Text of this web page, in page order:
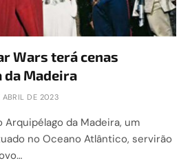
Wars terá cenas
da Madeira
ABRIL DE 2023
Arquipélago da Madeira, um
no Oceano Atlântico, servirão